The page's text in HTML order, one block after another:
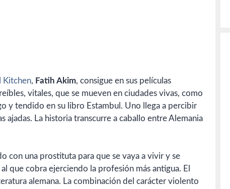
Kitchen, Fatih Akim, consigue en sus películas
vitales, que se mueven en ciudades vivas, como
y tendido en su libro Estambul. Uno llega a percibir
ajadas. La historia transcurre a caballo entre Alemania
con una prostituta para que se vaya a vivir y se
que cobra ejerciendo la profesión más antigua. El
alemana. La combinación del carácter violento